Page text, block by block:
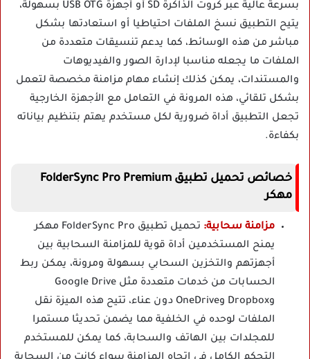
بسرعة عالية عبر كروت الذاكرة SD أو أجهزة USB OTG بسهولة،
يتيح التطبيق نسخ الملفات احتياطيا أو استعادتها بشكل
مباشر من هذه الوسائط، كما يدعم تنسيقات متعددة من
الملفات ما يجعله مناسبا لإدارة الصور والفيديوهات
والمستندات، يمكن كذلك إنشاء مهام مزامنة مخصصة لتعمل
بشكل تلقائي، هذه المرونة في التعامل مع الأجهزة الخارجية
تجعل التطبيق أداة ضرورية لكل مستخدم يهتم بتنظيم بياناته
بكفاءة.
خصائص تحميل تطبيق FolderSync Pro Premium
مهكر
مزامنة سحابية:
تحميل تطبيق FolderSync Pro مهكر
يمنح المستخدمين أداة قوية للمزامنة السحابية بين
أجهزتهم والتخزين السحابي بسهولة ومرونة، يمكن ربط
الحسابات من خدمات متعددة مثل Google Drive
وDropbox وOneDrive دون عناء، تتيح هذه الميزة نقل
الملفات لوحده في الخلفية مما يضمن تحديثا مستمرا
للمجلدات بين الهاتف والسحابة، كما يمكن للمستخدم